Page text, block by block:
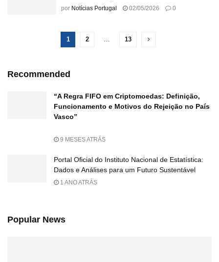
por Notícias Portugal 02/05/2026 0
1 2 … 13
Recommended
“A Regra FIFO em Criptomoedas: Definição,
Funcionamento e Motivos do Rejeição no País
Vasco”
9 MESES ATRÁS
Portal Oficial do Instituto Nacional de Estatística:
Dados e Análises para um Futuro Sustentável
1 ANO ATRÁS
Popular News